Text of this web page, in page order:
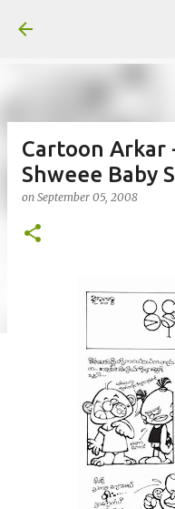
Cartoon Arkar
Shweee Baby
on September 05, 2008